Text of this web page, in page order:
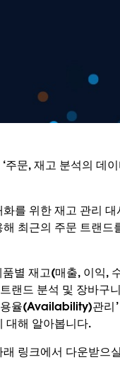
주문, 재고 분석의 데
를 위한 재고 관리
최근의 주문 트랜
별 재고(매출, 이익,
랜드 분석 및 장바구
율(Availability)관리
대해 알아봅니다.
링크에서 다운받으